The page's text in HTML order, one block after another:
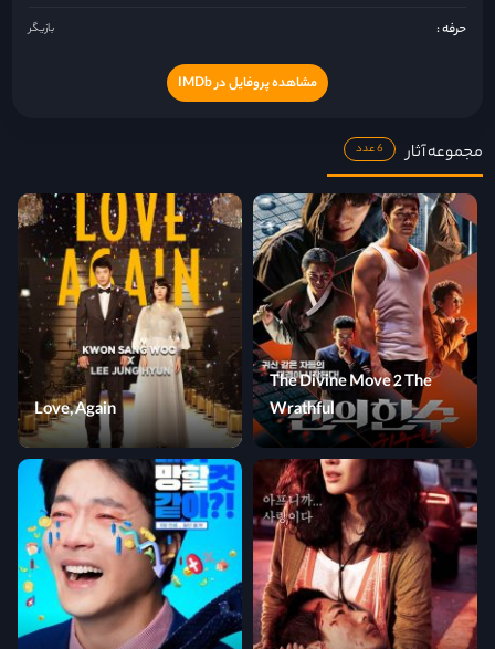
حرفه : بازیگر
مشاهده پروفایل در IMDb
مجموعه آثار 6 عدد
The Divine Move 2 The
Wrathful
Love, Again